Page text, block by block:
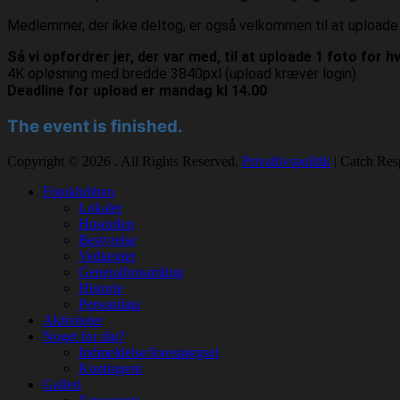
Medlemmer, der ikke deltog, er også velkommen til at
Så vi opfordrer jer, der var med, til at uploade 1 foto for
4K opløsning med bredde 3840pxl (upload kræver login).
Deadline for upload er mandag kl 14.00
The event is finished.
Copyright © 2026 . All Rights Reserved. Privatlivspolitik | Catch
Fotoklubben
Lokaler
Husorden
Bestyrelse
Vedtægter
Generalforsamling
Historie
Persondata
Aktiviteter
Noget for dig?
Indmeldelse/forespørgsel
Kontingent
Galleri